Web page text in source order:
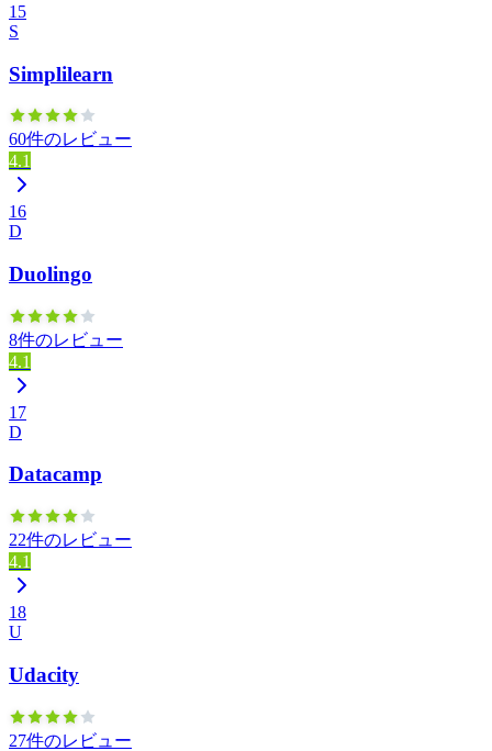
15
S
Simplilearn
60件のレビュー
4.1
16
D
Duolingo
8件のレビュー
4.1
17
D
Datacamp
22件のレビュー
4.1
18
U
Udacity
27件のレビュー